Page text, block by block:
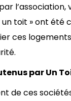
l’association,
toit » ont été
ces
par Un
de ces